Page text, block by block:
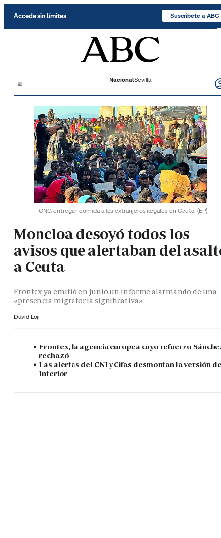
Accede sin límites Suscríbete a ABC
NacionalSevilla
ONG entregan comida a los extranjeros ilegales en Ceuta. (EP)
Moncloa desoyó todos los
avisos que alertaban del
a Ceuta
Frontex ya emitió en junio un informe alarmando de una
«presencia migratoria significativa»
David Loji
Frontex, la agencia europea cuyo refuerzo
rechazó
Las alertas del CNI y Cifas desmontan la versión
Interior